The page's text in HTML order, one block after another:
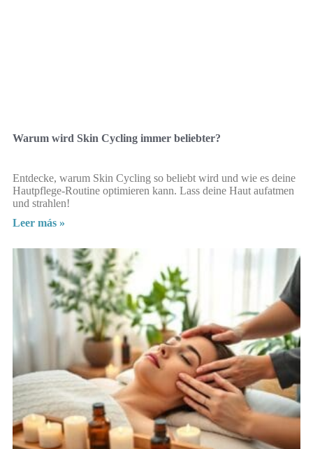
Warum wird Skin Cycling immer beliebter?
Entdecke, warum Skin Cycling so beliebt wird und wie es deine
Hautpflege-Routine optimieren kann. Lass deine Haut aufatmen
und strahlen!
Leer más »